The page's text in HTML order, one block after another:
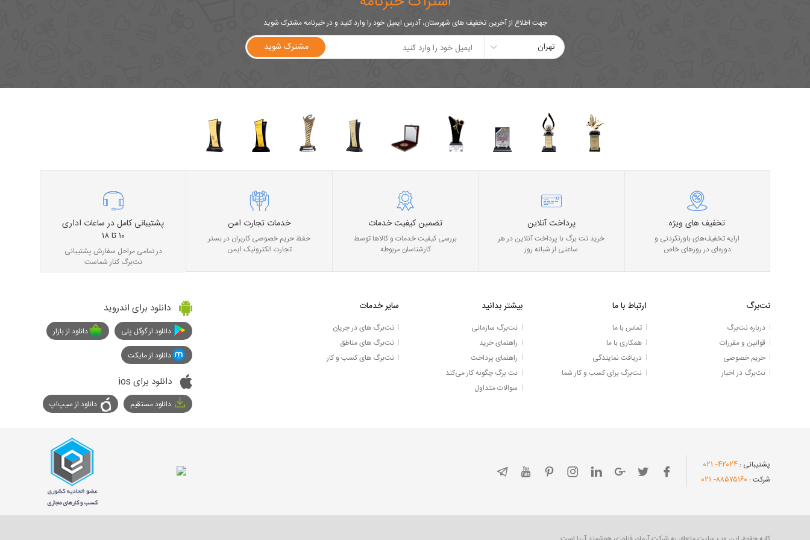
جهت اطلاع از آخرین تخفیف های شهرستان، آدرس ایمیل خود را وارد کنید و در خبرنامه مشترک شوید
تهران مشترک شوید
تخفیف های ویژه
ارایه تخفیف‌های باورنکردنی و
دوره‌ای در روز‌های خاص
پرداخت آنلاین
خرید نت برگ با پرداخت آنلاین در هر
ساعتی از شبانه روز
تضمین کیفیت خدمات
بررسی کیفیت خدمات و کالاها توسط
کارشناسان مربوطه
خدمات تجارت امن
حفظ حریم خصوصی کاربران در بستر
تجارت الکترونیک ایمن
پشتیبانی کامل در ساعات اداری
۱۰ تا ۱۸
در تمامی مراحل سفارش پشتیبانی
نت‌برگ کنار شماست
دانلود برای اندروید
دانلود از گوگل پلی
دانلود از بازار
دانلود از مایکت
دانلود برای ios
دانلود مستقیم دانلود از سیپ‌اپ
نت‌برگ
درباره نت‌برگ
قوانین و مقررات
حریم خصوصی
نت‌برگ در اخبار
ارتباط با ما
تماس با ما
همکاری با ما
دریافت نمایندگی
نت‌برگ برای کسب و کار شما
بیشتر بدانید
نت‌برگ سازمانی
راهنمای خرید
راهنمای پرداخت
نت برگ چگونه کار می‌کند
سوالات متداول
سایر خدمات
نت‌برگ های در جریان
نت‌برگ های مناطق
نت‌برگ های کسب و کار
پشتیبانی : ۴۲۰۲۴- ۰۲۱
شرکت : ۸۸۵۷۵۱۶۰- ۰۲۱